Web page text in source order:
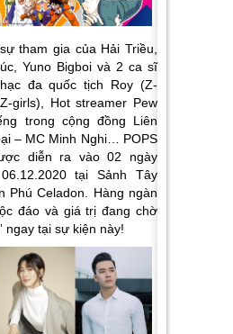
tham gia của Hải Triều,
Yuno Bigboi và 2 ca sĩ
đa quốc tịch Roy (Z-
girls), Hot streamer Pew
trong cộng đồng Liên
– MC Minh Nghi… POPS
diễn ra vào 02 ngày
tại Sảnh Tây
Phú Celadon. Hàng ngàn
đáo và giá trị đang chờ
ngay tại sự kiện này!